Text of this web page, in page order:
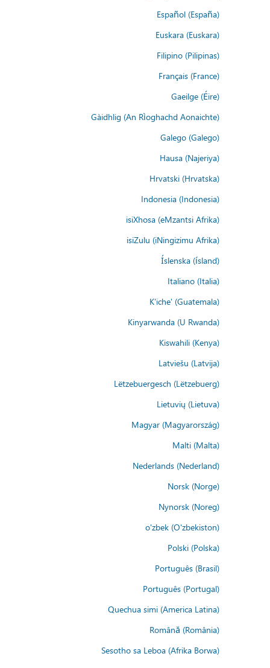
Español (España)
Euskara (Euskara)
Filipino (Pilipinas)
Français (France)
Gaeilge (Éire)
Gàidhlig (An Rìoghachd Aonaichte)
Galego (Galego)
Hausa (Najeriya)
Hrvatski (Hrvatska)
Indonesia (Indonesia)
isiXhosa (eMzantsi Afrika)
isiZulu (iNingizimu Afrika)
Íslenska (ísland)
Italiano (Italia)
K'iche' (Guatemala)
Kinyarwanda (U Rwanda)
Kiswahili (Kenya)
Latviešu (Latvija)
Lëtzebuergesch (Lëtzebuerg)
Lietuvių (Lietuva)
Magyar (Magyarország)
Malti (Malta)
Nederlands (Nederland)
Norsk (Norge)
Nynorsk (Noreg)
o'zbek (O'zbekiston)
Polski (Polska)
Português (Brasil)
Português (Portugal)
Quechua simi (America Latina)
Română (România)
Sesotho sa Leboa (Afrika Borwa)